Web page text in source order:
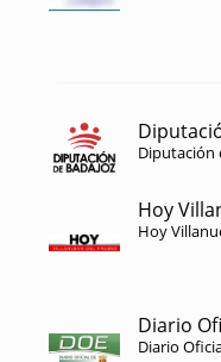
Diputación
Hoy
Hoy
Diario
Diario